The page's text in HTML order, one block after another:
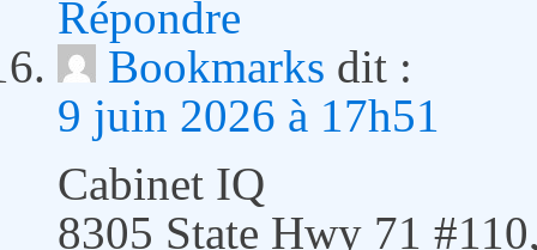
Répondre
Bookmarks dit :
9 juin 2026 à 17h51
Cabinet IQ
8305 State Hwy 71